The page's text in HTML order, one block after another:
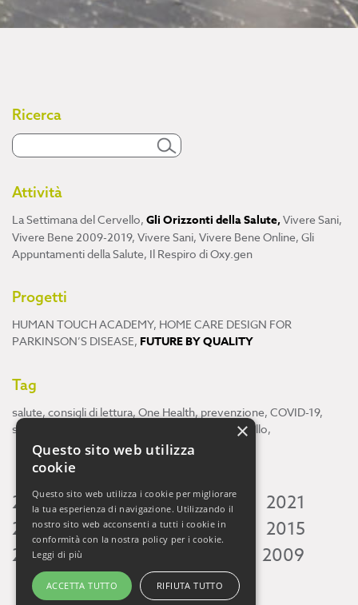
Ricerca
Attività
La Settimana del Cervello, Gli Orizzonti della Salute,Vivere Sani,
Vivere Bene 2009-2019, Vivere Sani, Vivere Bene Online, Gli
Appuntamenti della Salute, Il Respiro di Oxy.gen
Progetti
HUMAN TOUCH ACADEMY, HOME CARE DESIGN FOR
PARKINSON’S DISEASE, FUTURE BY QUALITY
Tag
salute, consigli di lettura, One Health, prevenzione, COVID-19,
scienza
cervello,
2026 2025 2024 2023 2022
2021
2020 2019 2018 2017 2016
2015
2014 2013 2009
×
Questo sito web utilizza
cookie
Questo sito web utilizza i cookie per migliorare
la tua esperienza di navigazione. Utilizzando il
nostro sito web acconsenti a tutti i cookie in
conformità con la nostra policy per i cookie.
Leggi di più
ACCETTA TUTTO RIFIUTA TUTTO